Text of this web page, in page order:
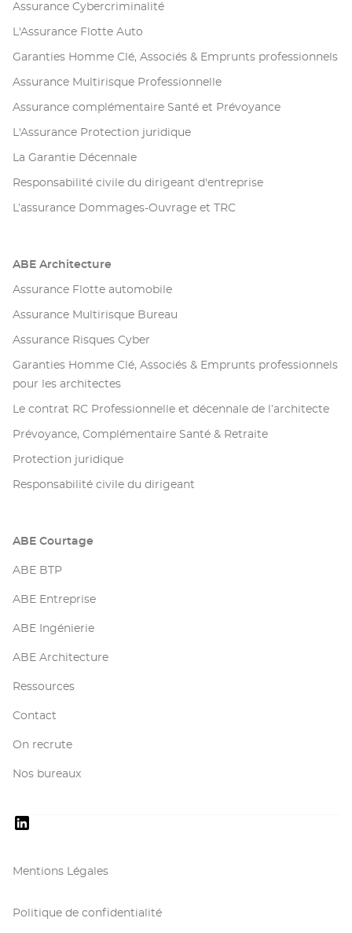
Assurance Cybercriminalité
L'Assurance Flotte Auto
Garanties Homme Clé, Associés & Emprunts professionnels
Assurance Multirisque Professionnelle
Assurance complémentaire Santé et Prévoyance
L'Assurance Protection juridique
La Garantie Décennale
Responsabilité civile du dirigeant d'entreprise
L’assurance Dommages-Ouvrage et TRC
ABE Architecture
Assurance Flotte automobile
Assurance Multirisque Bureau
Assurance Risques Cyber
Garanties Homme Clé, Associés & Emprunts professionnels
pour les architectes
Le contrat RC Professionnelle et décennale de l’architecte
Prévoyance, Complémentaire Santé & Retraite
Protection juridique
Responsabilité civile du dirigeant
ABE Courtage
ABE BTP
ABE Entreprise
ABE Ingénierie
ABE Architecture
Ressources
Contact
On recrute
Nos bureaux
Mentions Légales
Politique de confidentialité